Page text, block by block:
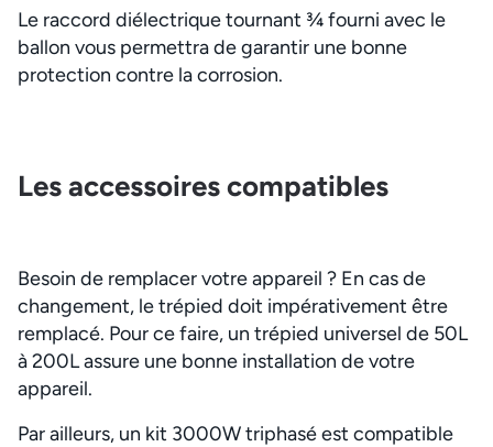
Le raccord diélectrique tournant ¾ fourni avec le
ballon vous permettra de garantir une bonne
protection contre la corrosion.
Les accessoires compatibles
Besoin de remplacer votre appareil ? En cas de
changement, le trépied doit impérativement être
remplacé. Pour ce faire, un trépied universel de 50L
à 200L assure une bonne installation de votre
appareil.
Par ailleurs, un kit 3000W triphasé est compatible